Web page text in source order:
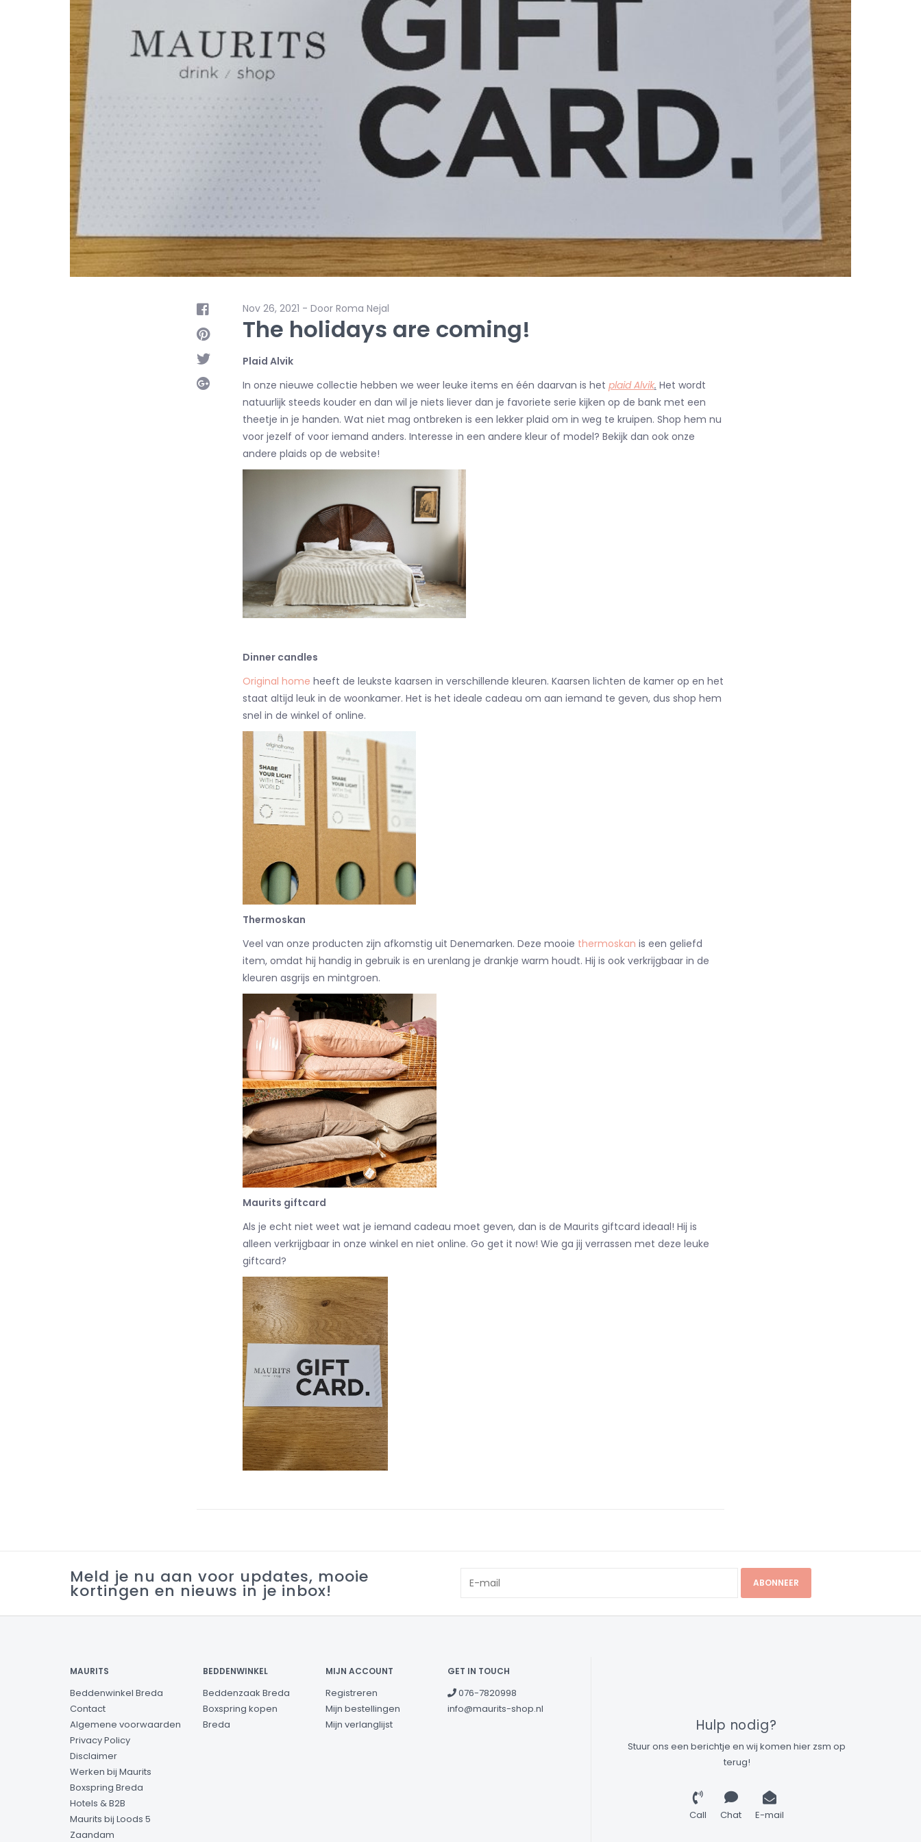
Nov 26, 2021 - Door Roma Nejal
The holidays are coming!
Plaid Alvik
In onze nieuwe collectie hebben we weer leuke items en één daarvan is het plaid Alvik. Het wordt
natuurlijk steeds kouder en dan wil je niets liever dan je favoriete serie kijken op de bank met een
theetje in je handen. Wat niet mag ontbreken is een lekker plaid om in weg te kruipen. Shop hem nu
voor jezelf of voor iemand anders. Interesse in een andere kleur of model? Bekijk dan ook onze
andere plaids op de website!
Dinner candles
Original home heeft de leukste kaarsen in verschillende kleuren. Kaarsen lichten de kamer op en het
staat altijd leuk in de woonkamer. Het is het ideale cadeau om aan iemand te geven, dus shop hem
snel in de winkel of online.
Thermoskan
Veel van onze producten zijn afkomstig uit Denemarken. Deze mooie thermoskan is een geliefd
item, omdat hij handig in gebruik is en urenlang je drankje warm houdt. Hij is ook verkrijgbaar in de
kleuren asgrijs en mintgroen.
Maurits giftcard
Als je echt niet weet wat je iemand cadeau moet geven, dan is de Maurits giftcard ideaal! Hij is
alleen verkrijgbaar in onze winkel en niet online. Go get it now! Wie ga jij verrassen met deze leuke
giftcard?
Meld je nu aan voor updates, mooie
kortingen en nieuws in je inbox! ABONNEER
MAURITS
Beddenwinkel Breda
Contact
Algemene voorwaarden
Privacy Policy
Disclaimer
Werken bij Maurits
Boxspring Breda
Hotels & B2B
Maurits bij Loods 5
Zaandam
BEDDENWINKEL
Beddenzaak Breda
Boxspring kopen
Breda
MIJN ACCOUNT
Registreren
Mijn bestellingen
Mijn verlanglijst
GET IN TOUCH
076-7820998
info@maurits-shop.nl
Hulp nodig?
Stuur ons een berichtje en wij komen hier zsm op
terug!
Call Chat E-mail